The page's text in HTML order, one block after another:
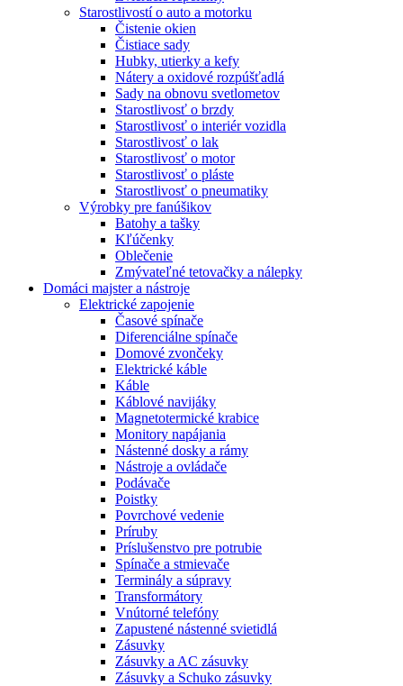
Starostlivostí o auto a motorku
Čistenie okien
Čistiace sady
Hubky, utierky a kefy
Nátery a oxidové rozpúšťadlá
Sady na obnovu svetlometov
Starostlivosť o brzdy
Starostlivosť o interiér vozidla
Starostlivosť o lak
Starostlivosť o motor
Starostlivosť o pláste
Starostlivosť o pneumatiky
Výrobky pre fanúšikov
Batohy a tašky
Kľúčenky
Oblečenie
Zmývateľné tetovačky a nálepky
Domáci majster a nástroje
Elektrické zapojenie
Časové spínače
Diferenciálne spínače
Domové zvončeky
Elektrické káble
Káble
Káblové navijáky
Magnetotermické krabice
Monitory napájania
Nástenné dosky a rámy
Nástroje a ovládače
Podávače
Poistky
Povrchové vedenie
Príruby
Príslušenstvo pre potrubie
Spínače a stmievače
Terminály a súpravy
Transformátory
Vnútorné telefóny
Zapustené nástenné svietidlá
Zásuvky
Zásuvky a AC zásuvky
Zásuvky a Schuko zásuvky